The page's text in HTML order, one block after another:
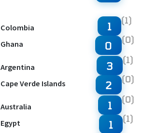
Colombia
Ghana
1 (1)
0 (0)
Argentina
Cape Verde Islands
3 (1)
2 (0)
Australia
Egypt
1 (0)
1 (1)